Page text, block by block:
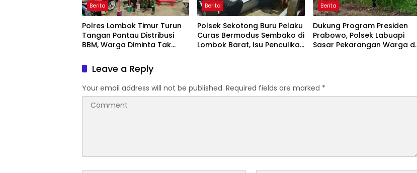
Berita
Polres Lombok Timur Turun
Tangan Pantau Distribusi
BBM, Warga Diminta Tak
Berita
Polsek Sekotong Buru Pelaku
Curas Bermodus Sembako di
Lombok Barat, Isu Penculikan
Berita
Dukung Program Presiden
Prabowo, Polsek Labuapi
Sasar Pekarangan Warga di
Leave a Reply
Your email address will not be published. Required fields are marked *